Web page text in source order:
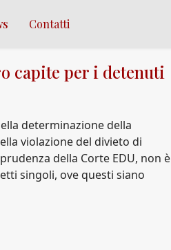
Contatti
capite per i detenuti
determinazione della
violazione del divieto di
della Corte EDU, non è
singoli, ove questi siano